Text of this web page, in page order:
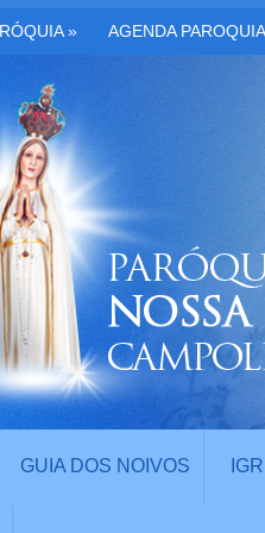
» AGENDA
GUIA DOS NOIVOS